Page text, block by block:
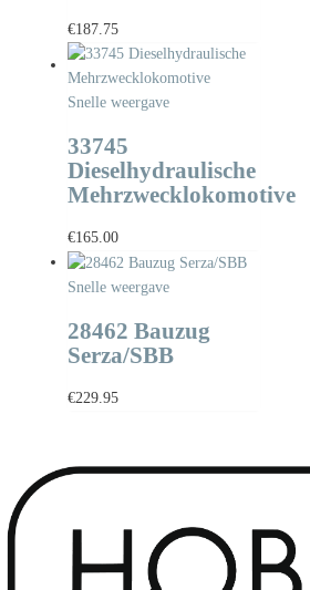
€187.75
Snelle weergave
33745
Dieselhydraulische
Mehrzwecklokomotive
€165.00
Snelle weergave
28462 Bauzug
Serza/SBB
€229.95